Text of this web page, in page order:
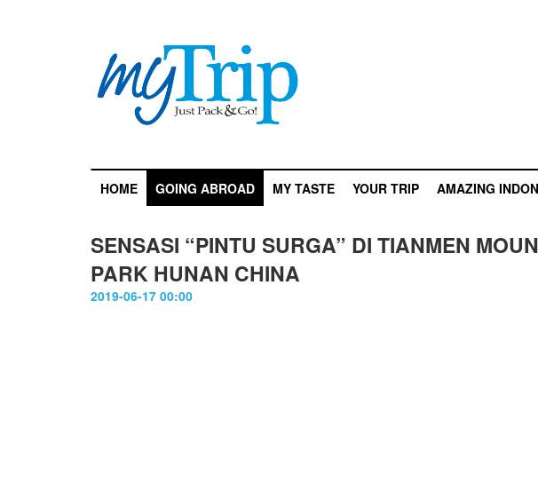
HOME GOING ABROAD MY TASTE YOUR TRIP AMAZING
SENSASI “PINTU SURGA” DI TIANMEN
PARK HUNAN CHINA
2019-06-17 00:00